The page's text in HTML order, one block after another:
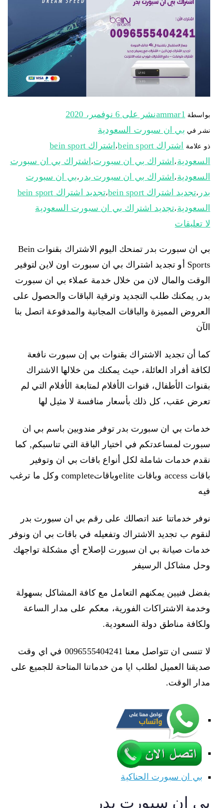
بواسطة ammar1نشر على 6 نوفمبر، 2020
نشر في بي ان سبورت السعودية
ذو علامة اشتراك bein sport ،
اشتراك bein sport
السعودية ، اشتراك بي ان سبورت، اشتراك بي ان سبورت
السعودية ، اشتراك بي ان سبورت بدر ،بي ان سبورت
بدر ،تجديد اشتراك bein sport ،
تجديد اشتراك bein sport
السعودية ،تجديد اشتراك بي ان سبورت السعودية
لا تعليقات
بي ان سبورت بدر تمنحك اليوم الاشتراك بقنوات Bein
Sports أو تجديد اشتراك بي ان سبورت اون لاين لتوفير
الوقت والمال لان من خلال خدمة عملاء بي ان سبورت
بدر, يمكنك طلب التجديد وترقية الباقات والحصول على
العروض المميزة والباقات المجانية والمدفوعة اتصل بنا
الآن
كما أن تجديد الاشتراك بقنوات بي إن سبورت نافعة
لكافة أفراد العائلة، حيث يمكنك من خلالها الاشتراك
بقنوات الأطفال، قنوات الأفلام لمتابعة الأفلام التي لم
تعرض عقب، كل ذلك بأسعار منافسة لا مثيل لها
خدمات بي ان سبورت بدر توفر مندوبين باسم بي ان
سبورت لمساعدتكم في اختيار الباقة التي تناسبكم, كما
نقدم خدمات شاملة لكل أنواع باقات بي ان وتوفير
باقات access وباقات eliteوباقاتcomplete وكل ما ترغب
فيه
نوفر خدماتنا عند اتصالك على رقم بي ان سبورت بدر
لنقوم ب تجديد الاشتراك وتفعيله في باقات بي ان ونوفر
خدمات صيانة بي ان سبورت لإصلاح أي مشكلة تواجهك
وحل مشاكل الرسيفر
بفضل فنيين يمكنهم التعامل مع كافة المشاكل بسهولة
وخدمة الاشتراكات الفورية، معكم على مدار الساعة
ولكافة مناطق دولة السعودية.
لا تنسى ان تتواصل معنا 0096555404241 في اي وقت
صديقنا العميل لطلب ايا من خدماتنا المتاحة للجميع على
مدار الوقت.
بي ان سبورت الحناكية
بي ان سبورت بدر